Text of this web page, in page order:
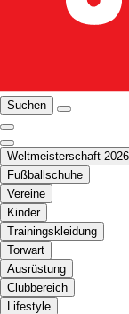
Suchen
Weltmeisterschaft 2026
Fußballschuhe
Vereine
Kinder
Trainingskleidung
Torwart
Ausrüstung
Clubbereich
Lifestyle